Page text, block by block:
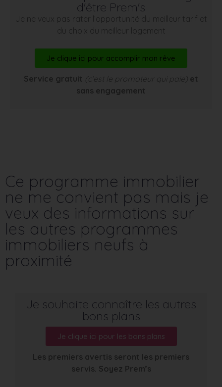
d'être Prem's
Je ne veux pas rater l’opportunité du meilleur tarif et
du choix du meilleur logement
Je clique ici pour accomplir mon rêve
Service gratuit (c’est le promoteur qui paie) et
sans engagement
Ce programme immobilier
ne me convient pas mais je
veux des informations sur
les autres programmes
immobiliers neufs à
proximité
Je souhaite connaître les autres
bons plans
Je clique ici pour les bons plans
Les premiers avertis seront les premiers
servis. Soyez Prem’s